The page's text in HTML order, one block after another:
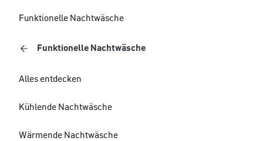
Funktionelle Nachtwäsche
Funktionelle Nachtwäsche
Alles entdecken
Kühlende Nachtwäsche
Wärmende Nachtwäsche